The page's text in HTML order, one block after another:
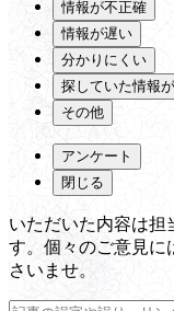
情報が不正確
情報が遅い
分かりにくい
探していた情報
その他
アンケート
閉じる
いただいた内容は担
す。個々のご意見に
さいませ。